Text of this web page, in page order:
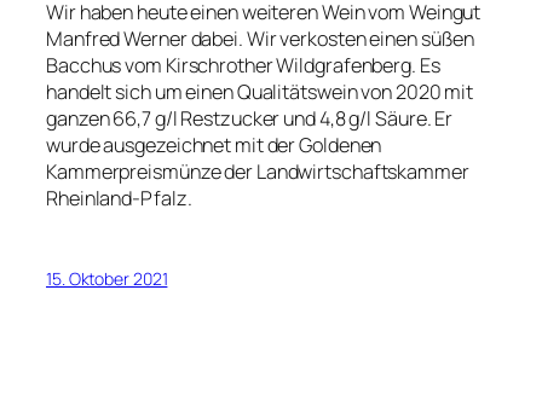
Wir haben heute einen weiteren Wein vom Weingut
Manfred Werner dabei. Wir verkosten einen süßen
Bacchus vom Kirschrother Wildgrafenberg. Es
handelt sich um einen Qualitätswein von 2020 mit
ganzen 66,7 g/l Restzucker und 4,8 g/l Säure. Er
wurde ausgezeichnet mit der Goldenen
Kammerpreismünze der Landwirtschaftskammer
Rheinland-Pfalz.
15. Oktober 2021